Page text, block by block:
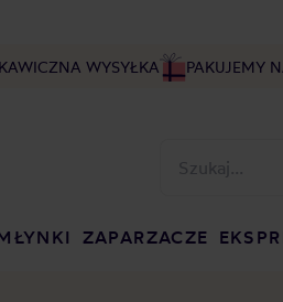
WYSYŁKA PAKUJEMY
ZAPARZACZE